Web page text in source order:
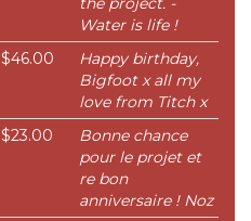
Water is life !
$46.00
Happy birthday,
Bigfoot x all my
love from Titch x
$23.00
Bonne chance
pour le projet et
re bon
anniversaire ! Noz